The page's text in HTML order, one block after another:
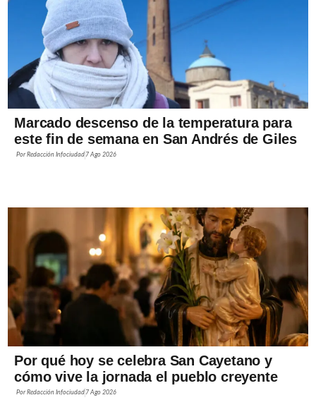
Marcado descenso de la temperatura para
este fin de semana en San Andrés de Giles
PorRedacción Infociudad 7 Ago 2026
Por qué hoy se celebra San Cayetano y
cómo vive la jornada el pueblo creyente
PorRedacción Infociudad 7 Ago 2026